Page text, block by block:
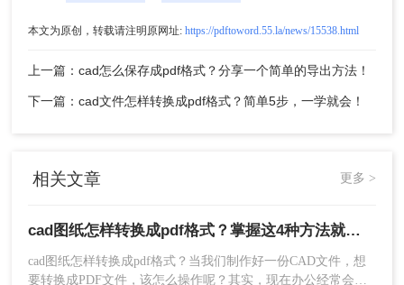
第二种方法：转转大师客户端批量CAD转PD
1、如果你要批量CAD转PDF，那么建议下载转转大师客户
端。
本文为原创，转载请注明原网址: https://pdftoword.55.la/news/15538.html
上一篇：cad怎么保存成pdf格式？分享一个简单的导出方法！
下一篇：cad文件怎样转换成pdf格式？简单5步，一学就会！
相关文章 更多 >
cad图纸怎样转换成pdf格式？掌握这4种方法就可以！
cad图纸怎样转换成pdf格式？当我们制作好一份CAD文件，想
要转换成PDF文件，该怎么操作呢？其实，现在办公经常会需